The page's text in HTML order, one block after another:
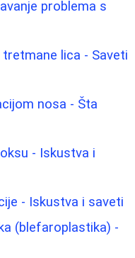
problema s
lica - Saveti
nosa - Šta
- Iskustva i
- Iskustva i saveti
(blefaroplastika) -